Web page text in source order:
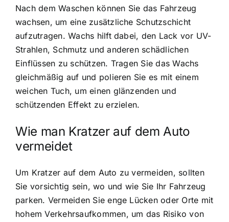
Nach dem Waschen können Sie das Fahrzeug
wachsen, um eine zusätzliche Schutzschicht
aufzutragen. Wachs hilft dabei, den Lack vor UV-
Strahlen, Schmutz und anderen schädlichen
Einflüssen zu schützen. Tragen Sie das Wachs
gleichmäßig auf und polieren Sie es mit einem
weichen Tuch, um einen glänzenden und
schützenden Effekt zu erzielen.
Wie man Kratzer auf dem Auto
vermeidet
Um Kratzer auf dem Auto zu vermeiden, sollten
Sie vorsichtig sein, wo und wie Sie Ihr Fahrzeug
parken. Vermeiden Sie enge Lücken oder Orte mit
hohem Verkehrsaufkommen, um das Risiko von